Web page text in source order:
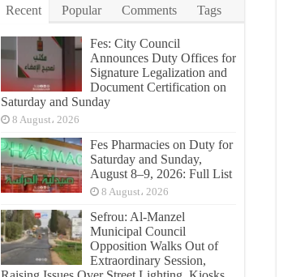
Recent Popular Comments Tags
Fes: City Council
Announces Duty Offices for
Signature Legalization and
Document Certification on
Saturday and Sunday
8 August، 2026
Fes Pharmacies on Duty for
Saturday and Sunday,
August 8–9, 2026: Full List
8 August، 2026
Sefrou: Al-Manzel
Municipal Council
Opposition Walks Out of
Extraordinary Session,